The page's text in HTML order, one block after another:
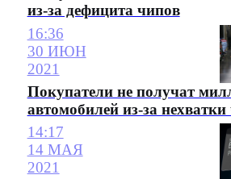
из-за дефицита чипов
16:36
30 ИЮН
2021
Покупатели не получат
автомобилей из-за
14:17
14 МАЯ
2021